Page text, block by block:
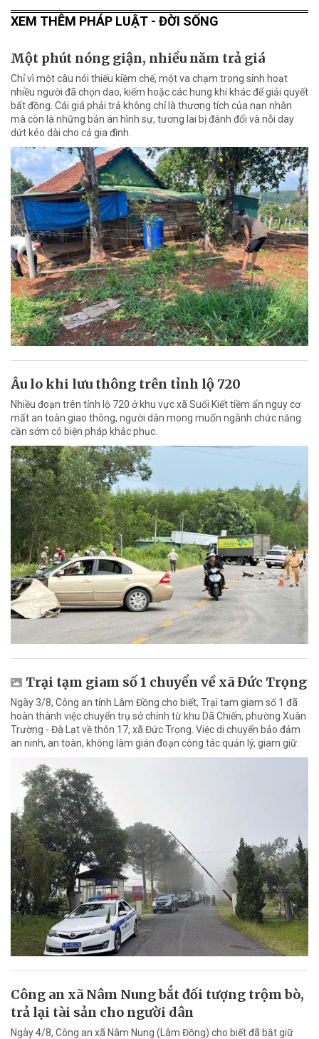
XEM THÊM PHÁP LUẬT - ĐỜI SỐNG
Một phút nóng giận, nhiều năm trả giá
Chỉ vì một câu nói thiếu kiềm chế, một va chạm trong sinh hoạt
nhiều người đã chọn dao, kiếm hoặc các hung khí khác để giải quyết
bất đồng. Cái giá phải trả không chỉ là thương tích của nạn nhân
mà còn là những bản án hình sự, tương lai bị đánh đổi và nỗi day
dứt kéo dài cho cả gia đình.
Âu lo khi lưu thông trên tỉnh lộ 720
Nhiều đoạn trên tỉnh lộ 720 ở khu vực xã Suối Kiết tiềm ẩn nguy cơ
mất an toàn giao thông, người dân mong muốn ngành chức năng
cần sớm có biện pháp khắc phục.
Trại tạm giam số 1 chuyển về xã Đức Trọng
Ngày 3/8, Công an tỉnh Lâm Đồng cho biết, Trại tạm giam số 1 đã
hoàn thành việc chuyển trụ sở chính từ khu Dã Chiến, phường Xuân
Trường - Đà Lạt về thôn 17, xã Đức Trọng. Việc di chuyển bảo đảm
an ninh, an toàn, không làm gián đoạn công tác quản lý, giam giữ.
Công an xã Nâm Nung bắt đối tượng trộm bò,
trả lại tài sản cho người dân
Ngày 4/8, Công an xã Nâm Nung (Lâm Đồng) cho biết đã bắt giữ